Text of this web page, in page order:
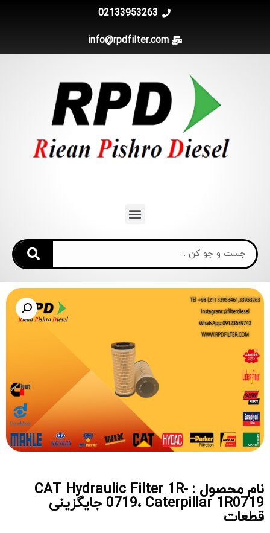
02133953263
info@rpdfilter.com
نام محصول : CAT Hydraulic Filter 1R-
0719، Caterpillar 1R0719 جایگزینی
قطعات